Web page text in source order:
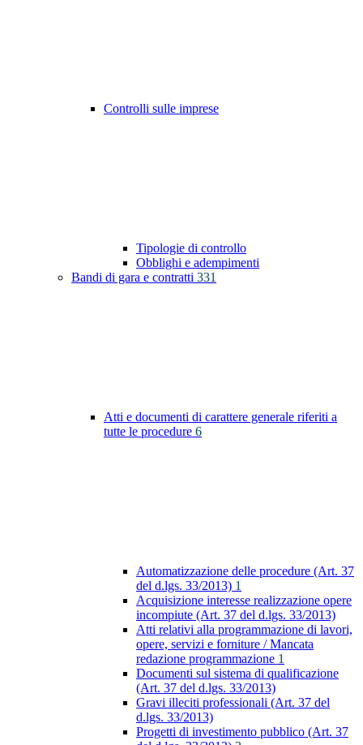
Controlli sulle imprese
Tipologie di controllo
Obblighi e adempimenti
Bandi di gara e contratti 331
Atti e documenti di carattere generale riferiti a
tutte le procedure 6
Automatizzazione delle procedure (Art. 37
del d.lgs. 33/2013) 1
Acquisizione interesse realizzazione opere
incompiute (Art. 37 del d.lgs. 33/2013)
Atti relativi alla programmazione di lavori,
opere, servizi e forniture / Mancata
redazione programmazione 1
Documenti sul sistema di qualificazione
(Art. 37 del d.lgs. 33/2013)
Gravi illeciti professionali (Art. 37 del
d.lgs. 33/2013)
Progetti di investimento pubblico (Art. 37